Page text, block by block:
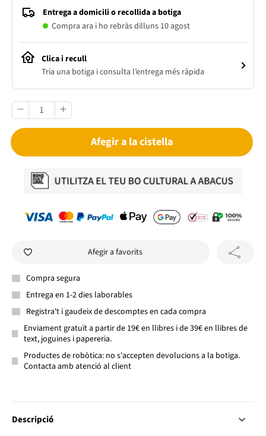
Entrega a domicili o recollida a botiga
Compra ara i ho rebràs dilluns 10 agost
Clica i recull
Tria una botiga i consulta l’entrega més ràpida
Afegir a la cistella
Afegir a favorits
Compra segura
Entrega en 1-2 dies laborables
Registra't i gaudeix de descomptes en cada compra
Enviament gratuït a partir de 19€ en llibres i de 39€ en llibres de
text, joguines i papereria.
Productes de robòtica: no s'accepten devolucions a la botiga.
Contacta amb atenció al client
Descripció